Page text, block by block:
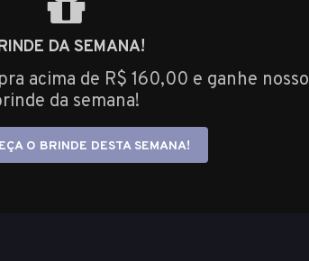
DA SEMANA!
acima de R$ 160,00 e ganhe nosso
da semana!
O BRINDE DESTA SEMANA!